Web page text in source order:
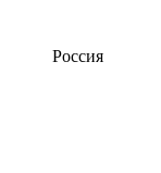
Россия